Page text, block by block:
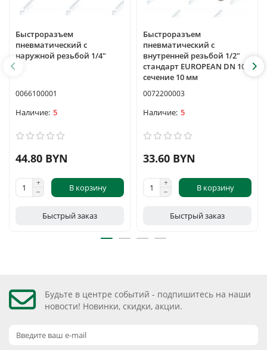
Быстроразъем
пневматический с
наружной резьбой 1/4"
0066100001
5
44.80 BYN
В корзину
Быстрый заказ
Быстроразъем
пневматический с
внутренней резьбой 1/2"
стандарт EUROPEAN DN 10
сечение 10 мм
0072200003
5
33.60 BYN
В корзину
Быстрый заказ
Будьте в центре событий - подпишитесь на наши
новости! Новинки, скидки, акции.